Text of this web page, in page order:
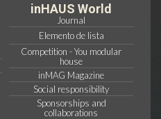
inHAUS World
Journal
Elemento de lista
Competition - You modular
house
inMAG Magazine
Social responsibility
Sponsorships and
collaborations